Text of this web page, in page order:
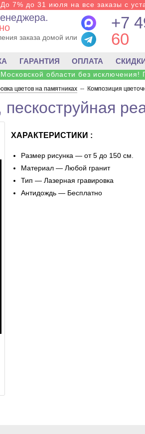
7% до 31 июля на все заказы с
заказа домой или
+7
60
ГАРАНТИЯ ОПЛАТА
области без исключения!
цветов на памятниках -- Композиция
ХАРАКТЕРИСТИКИ :
Размер рисунка — от 5 до 150 см.
Материал — Любой гранит
Тип — Лазерная гравировка
Антидождь — Бесплатно